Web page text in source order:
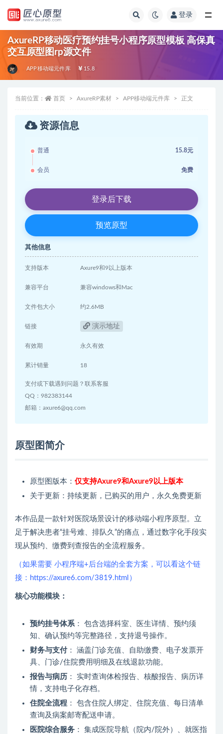
登录
AxureRP移动医疗预约挂号小程序原型模板 高保真
交互原型图rp源文件
APP移动端元件库 15.8
当前位置： 首页 AxureRP素材 APP移动端元件库 正文
资源信息
普通 15.8元
会员 免费
登录后下载
预览原型
其他信息
支持版本 Axure9和9以上版本
兼容平台 兼容windows和Mac
文件包大小 约2.6MB
链接 演示地址
有效期 永久有效
累计销量 18
支付或下载遇到问题？联系客服
QQ：982383144
邮箱：axure6@qq.com
原型图简介
原型图版本： 仅支持Axure9和Axure9以上版本
关于更新：持续更新，已购买的用户，永久免费更新
本作品是一款针对医院场景设计的移动端小程序原型。立
足于解决患者“挂号难、排队久”的痛点，通过数字化手段实
现从预约、缴费到查报告的全流程服务。
（如果需要 小程序端+后台端的全套方案，可以看这个链
接： https://axure6.com/3819.html ）
核心功能模块：
预约挂号体系： 包含选择科室、医生详情、预约须
知、确认预约等完整路径，支持退号操作。
财务与支付： 涵盖门诊充值、自助缴费、电子发票开
具、门诊/住院费用明细及在线退款功能。
报告与病历 ： 实时查询体检报告、核酸报告、病历详
情，支持电子化存档。
住院全流程 ： 包含住院人绑定、住院充值、每日清单
查询及病案邮寄配送申请。
医院综合服务 ： 集成医院导航（院内/院外）、就医指